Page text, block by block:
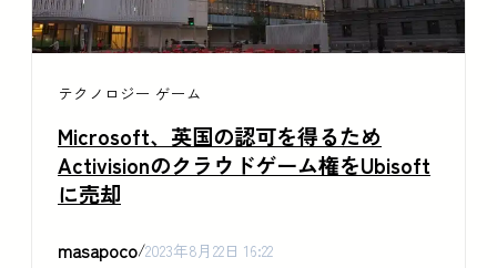
テクノロジー ゲーム
Microsoft、英国の認可を得るため
Activisionのクラウドゲーム権をUbisoft
に売却
masapoco/2023年8月22日 16:22